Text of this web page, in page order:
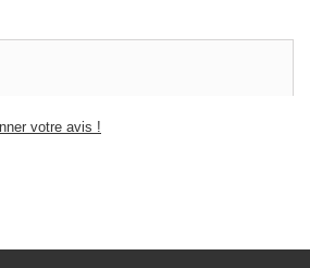
votre avis !